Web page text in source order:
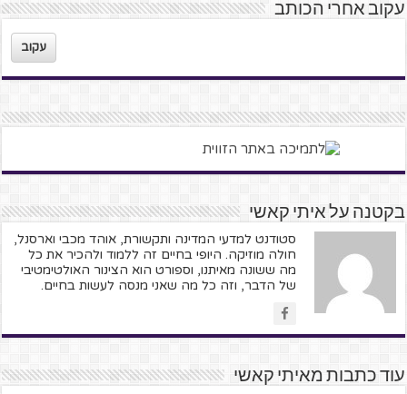
עקוב אחרי הכותב
עקוב
בקטנה על איתי קאשי
סטודנט למדעי המדינה ותקשורת, אוהד מכבי וארסנל,
חולה מוזיקה. היופי בחיים זה ללמוד ולהכיר את כל
מה ששונה מאיתנו, וספורט הוא הצינור האולטימטיבי
של הדבר, וזה כל מה שאני מנסה לעשות בחיים.
עוד כתבות מאיתי קאשי